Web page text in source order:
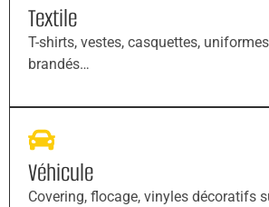
Textile
T-shirts, vestes, casquettes,
brandés…
Véhicule
Covering, flocage, vinyles décoratifs